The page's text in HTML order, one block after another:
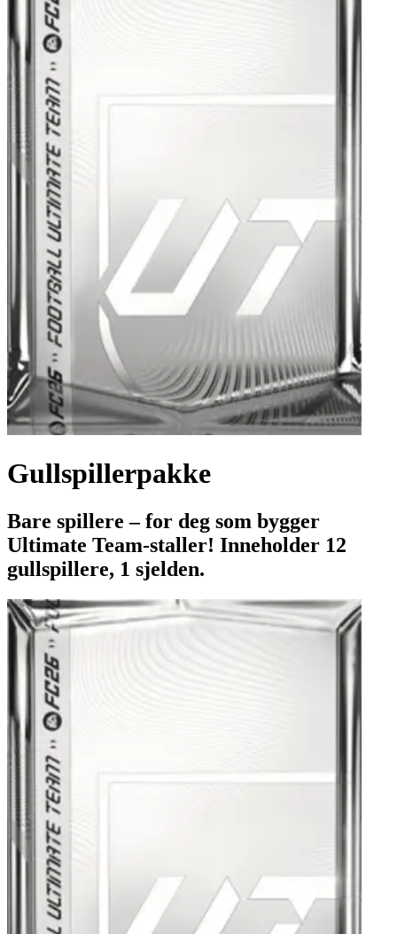
Gullspillerpakke
Bare spillere – for deg som bygger
Ultimate Team-staller! Inneholder 12
gullspillere, 1 sjelden.